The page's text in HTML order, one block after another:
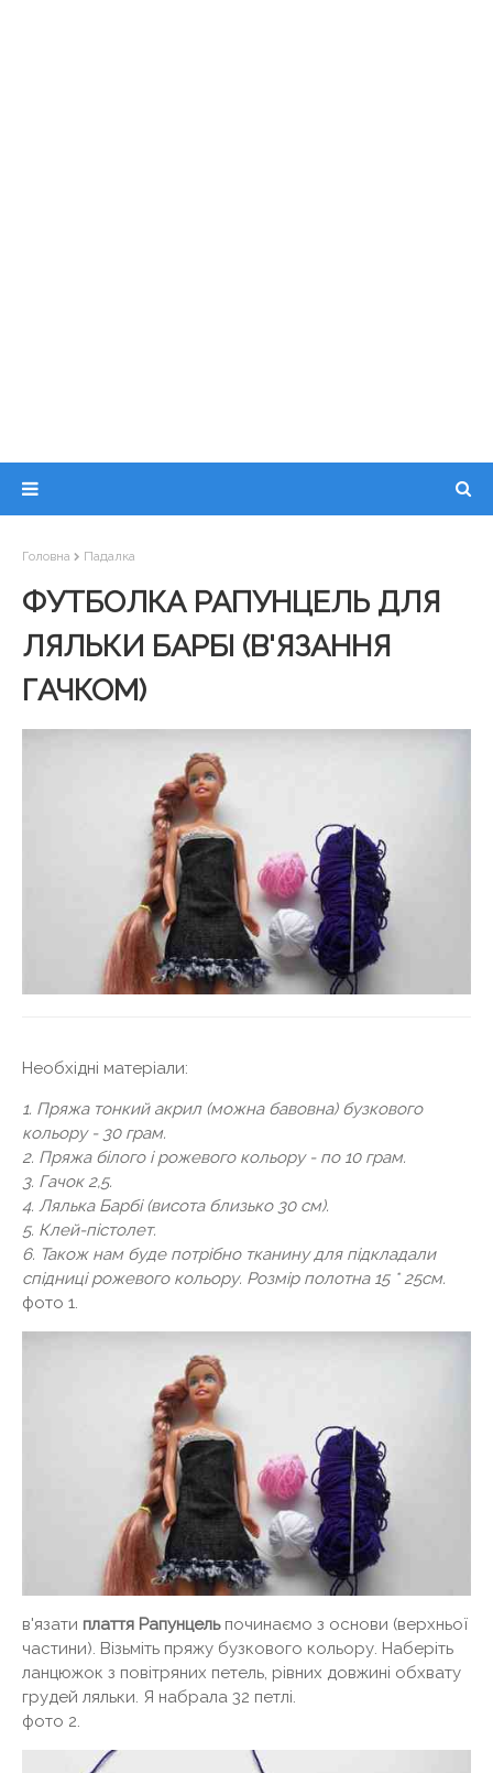
Головна Падалка
ФУТБОЛКА РАПУНЦЕЛЬ ДЛЯ
ЛЯЛЬКИ БАРБІ (В'ЯЗАННЯ
ГАЧКОМ)
Необхідні матеріали:
1. Пряжа тонкий акрил (можна бавовна) бузкового
кольору - 30 грам.
2. Пряжа білого і рожевого кольору - по 10 грам.
3. Гачок 2,5.
4. Лялька Барбі (висота близько 30 см).
5. Клей-пістолет.
6. Також нам буде потрібно тканину для підкладали
спідниці рожевого кольору. Розмір полотна 15 * 25см.
фото 1.
в'язати плаття Рапунцельпочинаємо з основи (верхньої
частини). Візьміть пряжу бузкового кольору. Наберіть
ланцюжок з повітряних петель, рівних довжині обхвату
грудей ляльки. Я набрала 32 петлі.
фото 2.